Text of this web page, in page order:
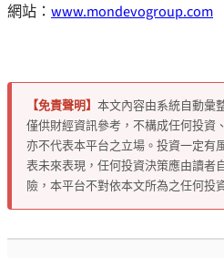
網站： www.mondevogroup.com
【免責聲明】 本文內容由系統自動彙
僅供財經資訊參考，不構成任何投資
亦不代表本平台之立場。投資一定有
表未來表現，任何投資決策應由讀者
險，本平台不對依本文所為之任何投